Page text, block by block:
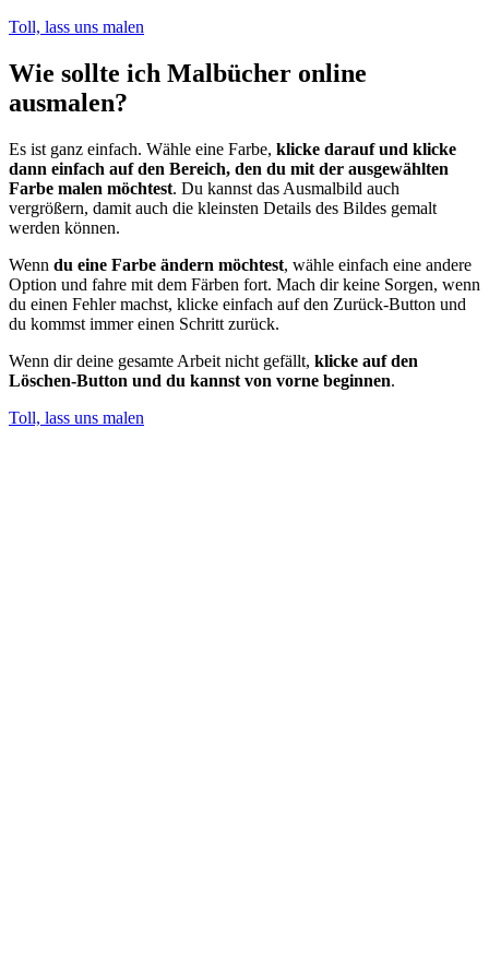
Toll, lass uns malen
Wie sollte ich Malbücher online
ausmalen?
Es ist ganz einfach. Wähle eine Farbe, klicke darauf und klicke
dann einfach auf den Bereich, den du mit der ausgewählten
Farbe malen möchtest. Du kannst das Ausmalbild auch
vergrößern, damit auch die kleinsten Details des Bildes gemalt
werden können.
Wenn du eine Farbe ändern möchtest, wähle einfach eine andere
Option und fahre mit dem Färben fort. Mach dir keine Sorgen, wenn
du einen Fehler machst, klicke einfach auf den Zurück-Button und
du kommst immer einen Schritt zurück.
Wenn dir deine gesamte Arbeit nicht gefällt, klicke auf den
Löschen-Button und du kannst von vorne beginnen.
Toll, lass uns malen